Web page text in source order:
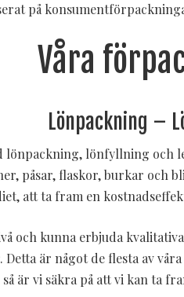
på
Våra
Lönpackning –
lönpackning, lönfyllning
påsar, flaskor, burkar och
att ta fram en
och kunna erbjuda
är något de flesta av
är vi säkra på att vi kan ta